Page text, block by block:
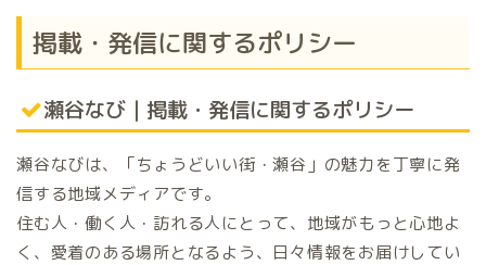
掲載・発信に関するポリシー
瀬谷なび｜掲載・発信に関するポリシー
瀬谷なびは、「ちょうどいい街・瀬谷」の魅力を丁寧に発
信する地域メディアです。
住む人・働く人・訪れる人にとって、地域がもっと心地よ
く、愛着のある場所となるよう、日々情報をお届けしてい